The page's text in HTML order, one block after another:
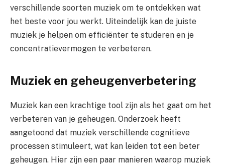
verschillende soorten muziek om te ontdekken wat
het beste voor jou werkt. Uiteindelijk kan de juiste
muziek je helpen om efficiënter te studeren en je
concentratievermogen te verbeteren.
Muziek en geheugenverbetering
Muziek kan een krachtige tool zijn als het gaat om het
verbeteren van je geheugen. Onderzoek heeft
aangetoond dat muziek verschillende cognitieve
processen stimuleert, wat kan leiden tot een beter
geheugen. Hier zijn een paar manieren waarop muziek